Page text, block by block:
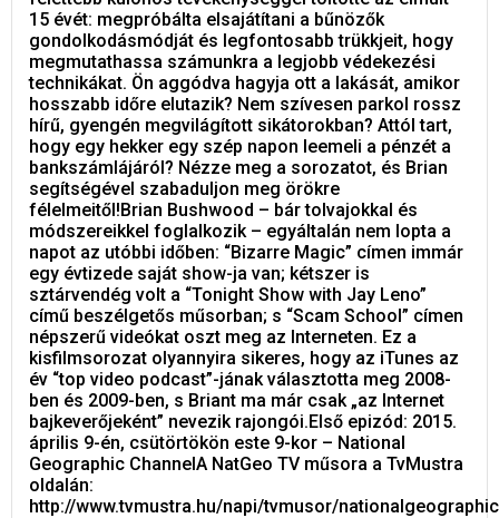
15 évét: megpróbálta elsajátítani a bűnözők
gondolkodásmódját és legfontosabb trükkjeit, hogy
megmutathassa számunkra a legjobb védekezési
technikákat. Ön aggódva hagyja ott a lakását, amikor
hosszabb időre elutazik? Nem szívesen parkol rossz
hírű, gyengén megvilágított sikátorokban? Attól tart,
hogy egy hekker egy szép napon leemeli a pénzét a
bankszámlájáról? Nézze meg a sorozatot, és Brian
segítségével szabaduljon meg örökre
félelmeitől!Brian Bushwood – bár tolvajokkal és
módszereikkel foglalkozik – egyáltalán nem lopta a
napot az utóbbi időben: “Bizarre Magic” címen immár
egy évtizede saját show-ja van; kétszer is
sztárvendég volt a “Tonight Show with Jay Leno”
című beszélgetős műsorban; s “Scam School” címen
népszerű videókat oszt meg az Interneten. Ez a
kisfilmsorozat olyannyira sikeres, hogy az iTunes az
év “top video podcast”-jának választotta meg 2008-
ben és 2009-ben, s Briant ma már csak „az Internet
bajkeverőjeként” nevezik rajongói.Első epizód: 2015.
április 9-én, csütörtökön este 9-kor – National
Geographic ChannelA NatGeo TV műsora a TvMustra
oldalán:
http://www.tvmustra.hu/napi/tvmusor/nationalgeographic